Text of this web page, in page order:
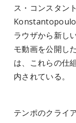
ス・コンスタン
ラウザから新し
モ動画を公開し
は、これらの仕
内されている。
テンポのクライ